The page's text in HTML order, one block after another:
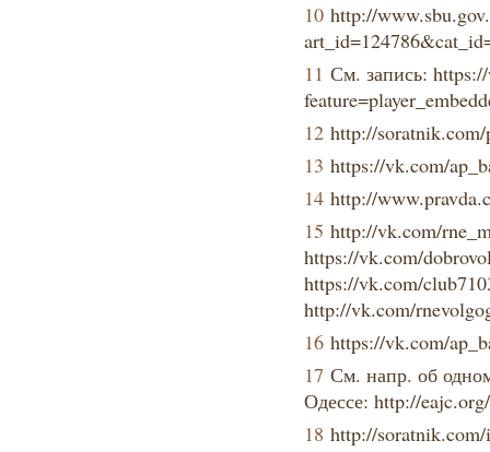
10http://
11 См. запись:
12http://soratnik.com/
13 https://vk.com/
14http://
15 http://vk.com/
https://vk.com/
https://vk.com/
http://vk.com/
16https://vk.com/
17 См. напр. об
Одессе: http://
18 http://